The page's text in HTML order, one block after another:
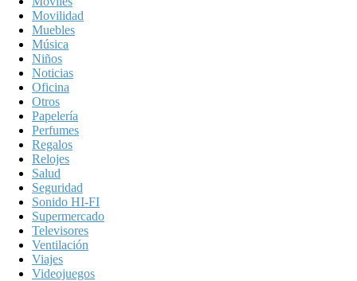
Movilidad
Muebles
Música
Niños
Noticias
Oficina
Otros
Papelería
Perfumes
Regalos
Relojes
Salud
Seguridad
Sonido HI-FI
Supermercado
Televisores
Ventilación
Viajes
Videojuegos